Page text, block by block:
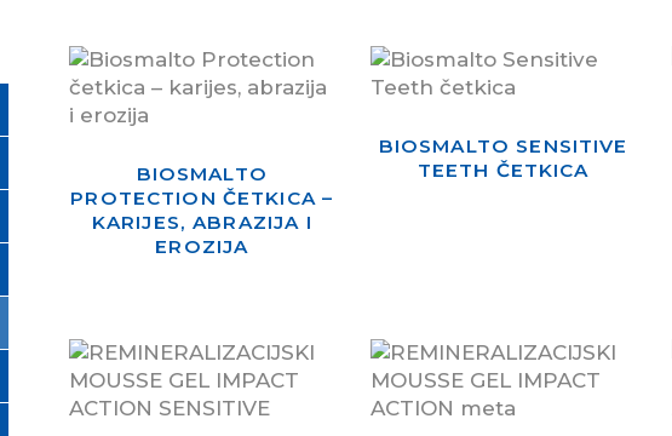
BIOSMALTO
PROTECTION ČETKICA –
KARIJES, ABRAZIJA I
EROZIJA
BIOSMALTO SENSITIVE
TEETH ČETKICA